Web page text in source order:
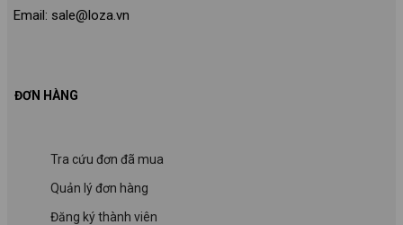
Email: sale@loza.vn
ĐƠN HÀNG
Tra cứu đơn đã mua
Quản lý đơn hàng
Đăng ký thành viên